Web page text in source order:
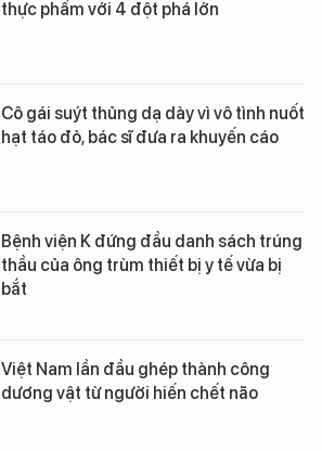
thực phẩm với 4 đột phá lớn
Cô gái suýt thủng dạ dày vì vô tình nuốt
hạt táo đỏ, bác sĩ đưa ra khuyến cáo
Bệnh viện K đứng đầu danh sách trúng
thầu của ông trùm thiết bị y tế vừa bị
bắt
Việt Nam lần đầu ghép thành công
dương vật từ người hiến chết não